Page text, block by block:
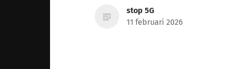
stop 5G
11 februari 2026